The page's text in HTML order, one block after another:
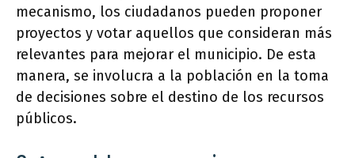
mecanismo, los ciudadanos pueden proponer
proyectos y votar aquellos que consideran más
relevantes para mejorar el municipio. De esta
manera, se involucra a la población en la toma
de decisiones sobre el destino de los recursos
públicos.